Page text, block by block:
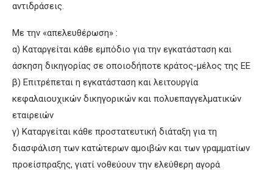
αντιδράσεις.
Με την «απελευθέρωση» :
α) Καταργείται κάθε εμπόδιο για την εγκατάσταση και
άσκηση δικηγορίας σε οποιοδήποτε κράτος-μέλος της ΕΕ
β) Επιτρέπεται η εγκατάσταση και λειτουργία
κεφαλαιουχικών δικηγορικών και πολυεπαγγελματικών
εταιρειών
γ) Καταργείται κάθε προστατευτική διάταξη για τη
διασφάλιση των κατώτερων αμοιβών και των γραμματίων
προείσπραξης, γιατί νοθεύουν την ελεύθερη αγορά